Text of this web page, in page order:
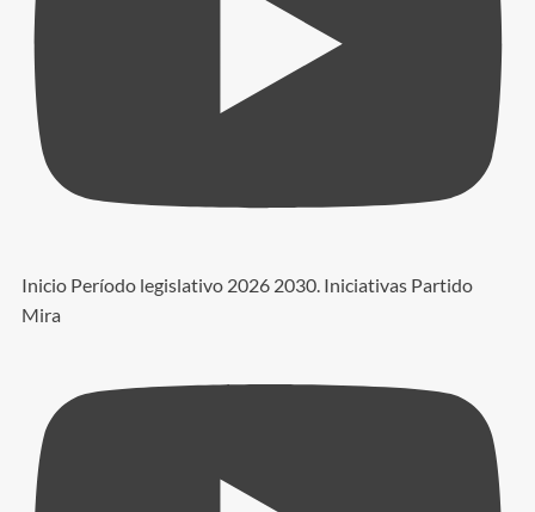
Inicio Período legislativo 2026 2030. Iniciativas Partido
Mira